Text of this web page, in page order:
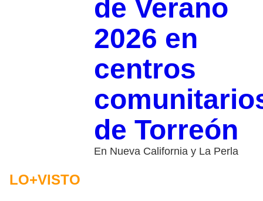
de Verano
2026 en
centros
de Torreón
En Nueva California y La Perla
LO+VISTO